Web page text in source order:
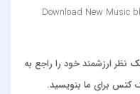
Download New Music
نظر ارزشمند خود را راجع به
کتس برای ما بنویسید.